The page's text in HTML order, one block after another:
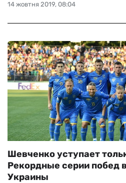
14 жовтня 2019, 08:04
Шевченко уступает
Рекордные серии побед
Украины